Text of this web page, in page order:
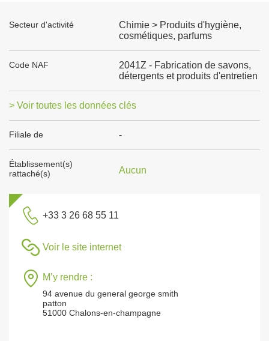
Secteur d'activité
Chimie > Produits d'hygiène,
cosmétiques, parfums
Code NAF
2041Z - Fabrication de savons,
détergents et produits d'entretien
> Voir toutes les données clés
Filiale de -
Établissement(s)
rattaché(s)
Aucun
+33 3 26 68 55 11
Voir le site internet
M’y rendre :
94 avenue du general george smith
patton
51000 Chalons-en-champagne